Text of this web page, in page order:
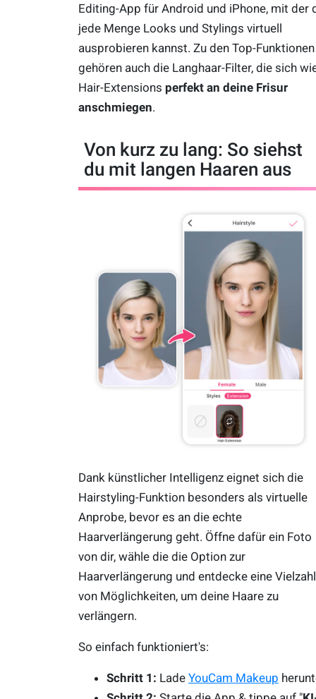
Editing-App für Android und iPhone, mit der
jede Menge Looks und Stylings virtuell
ausprobieren kannst. Zu den Top-Funktionen
gehören auch die Langhaar-Filter, die sich
Hair-Extensions perfekt an deine Frisur
anschmiegen.
Von kurz zu lang: So siehst
du mit langen Haaren aus
Dank künstlicher Intelligenz eignet sich die
Hairstyling-Funktion besonders als virtuelle
Anprobe, bevor es an die echte
Haarverlängerung geht. Öffne dafür ein Foto
von dir, wähle die die Option zur
Haarverlängerung und entdecke eine Vielzahl
von Möglichkeiten, um deine Haare zu
verlängern.
So einfach funktioniert's:
Schritt 1: Lade YouCam Makeup